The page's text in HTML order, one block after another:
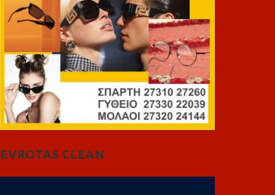
EVROTAS CLEAN